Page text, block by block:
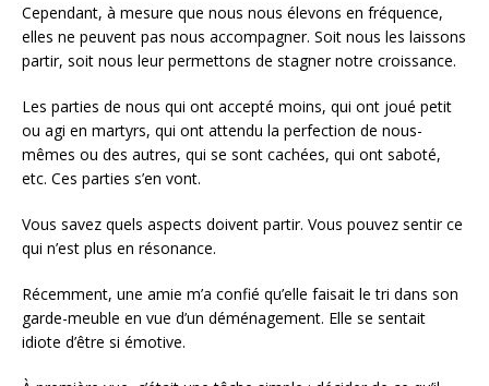
Cependant, à mesure que nous nous élevons en fréquence,
elles ne peuvent pas nous accompagner. Soit nous les laissons
partir, soit nous leur permettons de stagner notre croissance.
Les parties de nous qui ont accepté moins, qui ont joué petit
ou agi en martyrs, qui ont attendu la perfection de nous-
mêmes ou des autres, qui se sont cachées, qui ont saboté,
etc. Ces parties s’en vont.
Vous savez quels aspects doivent partir. Vous pouvez sentir ce
qui n’est plus en résonance.
Récemment, une amie m’a confié qu’elle faisait le tri dans son
garde-meuble en vue d’un déménagement. Elle se sentait
idiote d’être si émotive.